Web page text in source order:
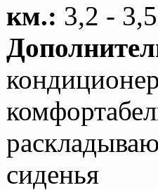
км.: 3,2 -
сиденья